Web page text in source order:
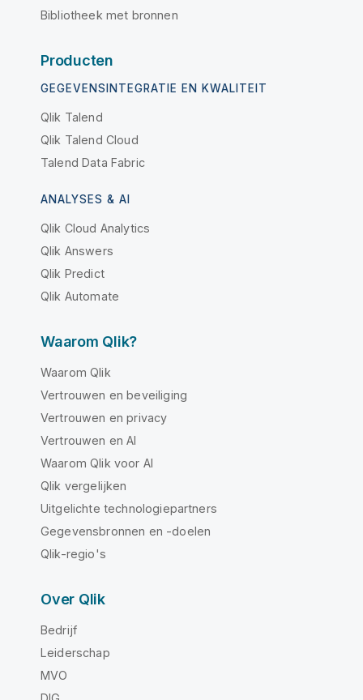
Bibliotheek met bronnen
Producten
GEGEVENSINTEGRATIE EN KWALITEIT
Qlik Talend
Qlik Talend Cloud
Talend Data Fabric
ANALYSES & AI
Qlik Cloud Analytics
Qlik Answers
Qlik Predict
Qlik Automate
Waarom Qlik?
Waarom Qlik
Vertrouwen en beveiliging
Vertrouwen en privacy
Vertrouwen en AI
Waarom Qlik voor AI
Qlik vergelijken
Uitgelichte technologiepartners
Gegevensbronnen en -doelen
Qlik-regio's
Over Qlik
Bedrijf
Leiderschap
MVO